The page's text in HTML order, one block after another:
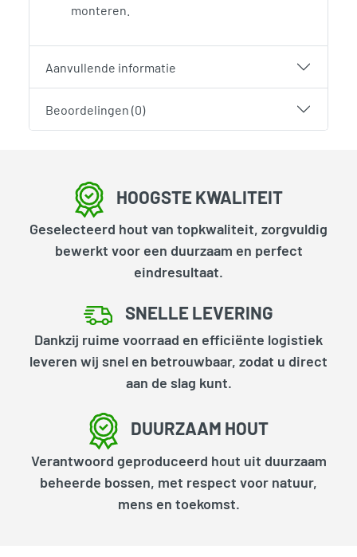
monteren.
Aanvullende informatie
Beoordelingen (0)
HOOGSTE KWALITEIT
Geselecteerd hout van topkwaliteit, zorgvuldig
bewerkt voor een duurzaam en perfect
eindresultaat.
SNELLE LEVERING
Dankzij ruime voorraad en efficiënte logistiek
leveren wij snel en betrouwbaar, zodat u direct
aan de slag kunt.
DUURZAAM HOUT
Verantwoord geproduceerd hout uit duurzaam
beheerde bossen, met respect voor natuur,
mens en toekomst.